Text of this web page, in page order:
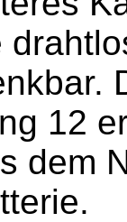
12
dem